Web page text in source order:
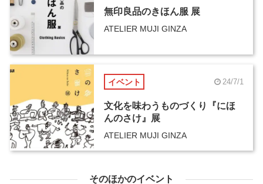
無印良品のきほん服 展
ATELIER MUJI GINZA
イベント 24/7/1
文化を味わうものづくり『にほ
んのさけ』展
ATELIER MUJI GINZA
そのほかのイベント